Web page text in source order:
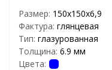
Размер: 150х150х6,9
Фактура: глянцевая
Тип: глазурованная
Толщина: 6.9 мм
Цвета: